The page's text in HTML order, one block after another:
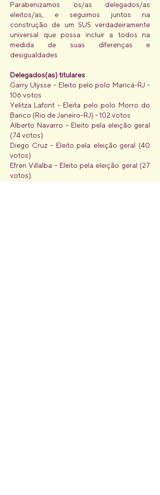
Parabenizamos os/as delegados/as
eleitos/as, e seguimos juntos na
construção de um SUS verdadeiramente
universal que possa incluir a todos na
medida de suas diferenças e
desigualdades
Delegados(as) titulares
Garry Ulysse - Eleito pelo polo Maricá-RJ -
106 votos
Yelitza Lafont - Eleita pelo polo Morro do
Banco (Rio de Janeiro-RJ) - 102 votos
Alberto Navarro - Eleito pela eleição geral
(74 votos)
Diego Cruz - Eleito pela eleição geral (40
votos)
Efren Villalba - Eleito pela eleição geral (27
votos)